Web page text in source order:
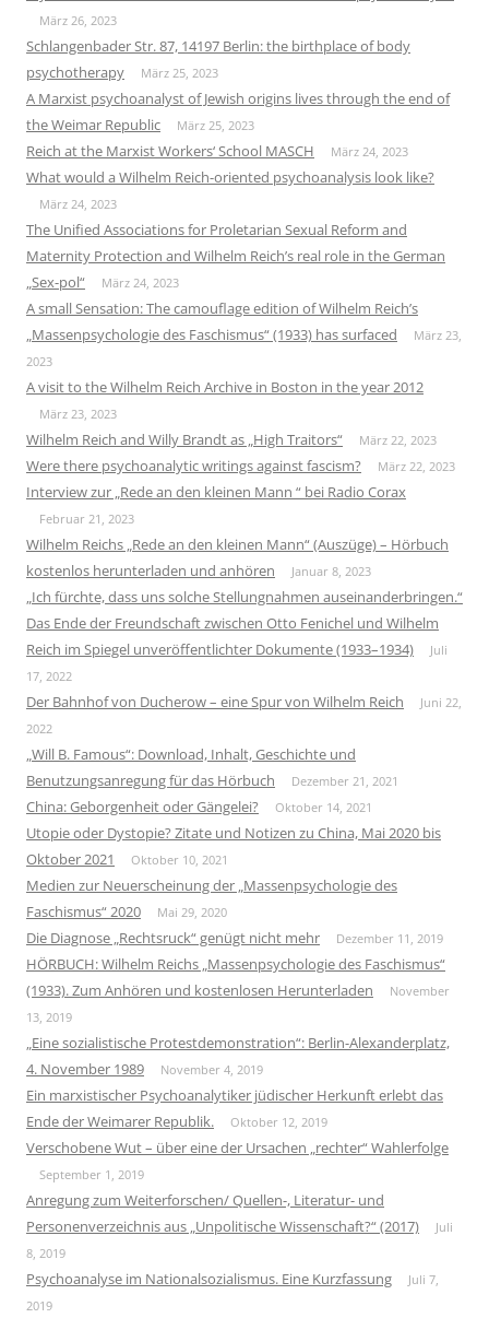
März 26, 2023
Schlangenbader Str. 87, 14197 Berlin: the birthplace of body
psychotherapy
März 25, 2023
A Marxist psychoanalyst of Jewish origins lives through the end of
the Weimar Republic
März 25, 2023
Reich at the Marxist Workers‘ School MASCH März 24, 2023
What would a Wilhelm Reich-oriented psychoanalysis look like?
März 24, 2023
The Unified Associations for Proletarian Sexual Reform and
Maternity Protection and Wilhelm Reich’s real role in the German
„Sex-pol“
März 24, 2023
A small Sensation: The camouflage edition of Wilhelm Reich’s
„Massenpsychologie des Faschismus“ (1933) has surfaced
März 23,
2023
A visit to the Wilhelm Reich Archive in Boston in the year 2012
März 23, 2023
Wilhelm Reich and Willy Brandt as „High Traitors“ März 22, 2023
Were there psychoanalytic writings against fascism? März 22, 2023
Interview zur „Rede an den kleinen Mann “ bei Radio Corax
Februar 21, 2023
Wilhelm Reichs „Rede an den kleinen Mann“ (Auszüge) – Hörbuch
kostenlos herunterladen und anhören
Januar 8, 2023
„Ich fürchte, dass uns solche Stellungnahmen auseinanderbringen.“
Das Ende der Freundschaft zwischen Otto Fenichel und Wilhelm
Reich im Spiegel unveröffentlichter Dokumente (1933–1934)
Juli
17, 2022
Der Bahnhof von Ducherow – eine Spur von Wilhelm Reich
Juni 22,
2022
„Will B. Famous“: Download, Inhalt, Geschichte und
Benutzungsanregung für das Hörbuch
Dezember 21, 2021
China: Geborgenheit oder Gängelei? Oktober 14, 2021
Utopie oder Dystopie? Zitate und Notizen zu China, Mai 2020 bis
Oktober 2021
Oktober 10, 2021
Medien zur Neuerscheinung der „Massenpsychologie des
Faschismus“ 2020
Mai 29, 2020
Die Diagnose „Rechtsruck“ genügt nicht mehr Dezember 11, 2019
HÖRBUCH: Wilhelm Reichs „Massenpsychologie des Faschismus“
(1933). Zum Anhören und kostenlosen Herunterladen
November
13, 2019
„Eine sozialistische Protestdemonstration“: Berlin-Alexanderplatz,
4. November 1989
November 4, 2019
Ein marxistischer Psychoanalytiker jüdischer Herkunft erlebt das
Ende der Weimarer Republik.
Oktober 12, 2019
Verschobene Wut – über eine der Ursachen „rechter“ Wahlerfolge
September 1, 2019
Anregung zum Weiterforschen/ Quellen-, Literatur- und
Personenverzeichnis aus „Unpolitische Wissenschaft?“ (2017)
Juli
8, 2019
Psychoanalyse im Nationalsozialismus. Eine Kurzfassung
Juli 7,
2019